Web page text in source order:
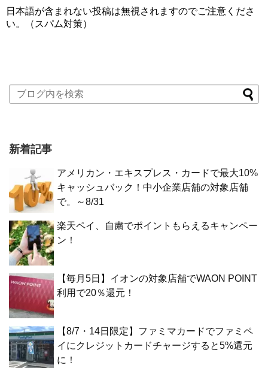
日本語が含まれない投稿は無視されますのでご注意くださ
い。（スパム対策）
新着記事
アメリカン・エキスプレス・カードで最大10%
キャッシュバック！中小企業店舗の対象店舗
で。～8/31
楽天ペイ、自粛でポイントもらえるキャンペー
ン！
【毎月5日】イオンの対象店舗でWAON POINT
利用で20％還元！
【8/7・14日限定】ファミマカードでファミペ
イにクレジットカードチャージすると5%還元
に！